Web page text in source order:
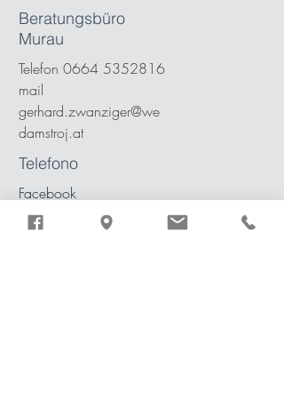
Beratungsbüro
Murau
Telefon 0664 5352816
mail
gerhard.zwanziger@we
damstroj.at
Telefono
Facebook
LinkedIn